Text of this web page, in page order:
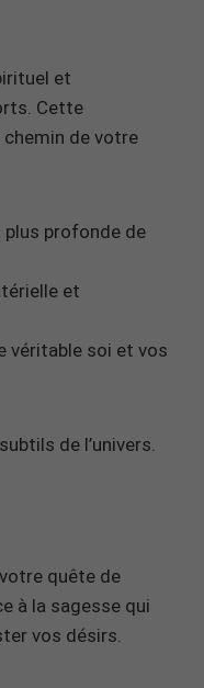
et
Cette
chemin de votre
plus profonde de
et
véritable soi et vos
de l’univers.
quête de
à la sagesse qui
vos désirs.